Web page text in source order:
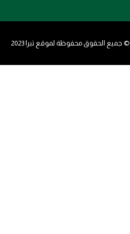
© جميع الحقوق محفوظة لموقع تبرا 2023